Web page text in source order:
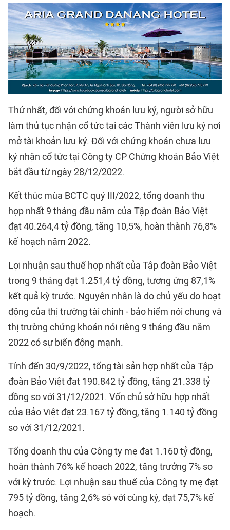
Thứ nhất, đối với chứng khoán lưu ký, người sở hữu
làm thủ tục nhận cổ tức tại các Thành viên lưu ký nơi
mở tài khoản lưu ký. Đối với chứng khoán chưa lưu
ký nhận cổ tức tại Công ty CP Chứng khoán Bảo Việt
bắt đầu từ ngày 28/12/2022.
Kết thúc mùa BCTC quý III/2022, tổng doanh thu
hợp nhất 9 tháng đầu năm của Tập đoàn Bảo Việt
đạt 40.264,4 tỷ đồng, tăng 10,5%, hoàn thành 76,8%
kế hoạch năm 2022.
Lợi nhuận sau thuế hợp nhất của Tập đoàn Bảo Việt
trong 9 tháng đạt 1.251,4 tỷ đồng, tương ứng 87,1%
kết quả kỳ trước. Nguyên nhân là do chủ yếu do hoạt
động của thị trường tài chính - bảo hiểm nói chung và
thị trường chứng khoán nói riêng 9 tháng đầu năm
2022 có sự biến động mạnh.
Tính đến 30/9/2022, tổng tài sản hợp nhất của Tập
đoàn Bảo Việt đạt 190.842 tỷ đồng, tăng 21.338 tỷ
đồng so với 31/12/2021. Vốn chủ sở hữu hợp nhất
của Bảo Việt đạt 23.167 tỷ đồng, tăng 1.140 tỷ đồng
so với 31/12/2021.
Tổng doanh thu của Công ty mẹ đạt 1.160 tỷ đồng,
hoàn thành 76% kế hoạch 2022, tăng trưởng 7% so
với kỳ trước. Lợi nhuận sau thuế của Công ty mẹ đạt
795 tỷ đồng, tăng 2,6% só với cùng kỳ, đạt 75,7% kế
hoạch.